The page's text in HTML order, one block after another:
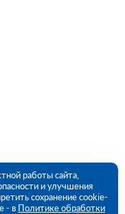
работы сайта,
и улучшения
сохранение cookie-
- в Политике обработки